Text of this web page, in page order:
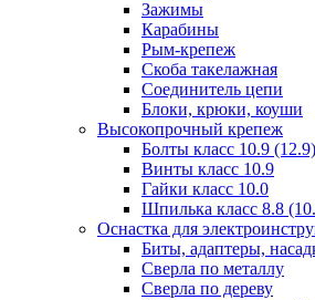
Зажимы
Карабины
Рым-крепеж
Скоба такелажная
Соединитель цепи
Блоки, крюки, коуши
Высокопрочный крепеж
Болты класс 10.9 (12.9)
Винты класс 10.9
Гайки класс 10.0
Шпилька класс 8.8
Оснастка для
Биты, адаптеры,
Сверла по металлу
Сверла по дереву